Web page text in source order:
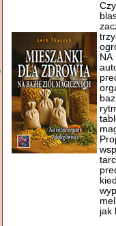
jak